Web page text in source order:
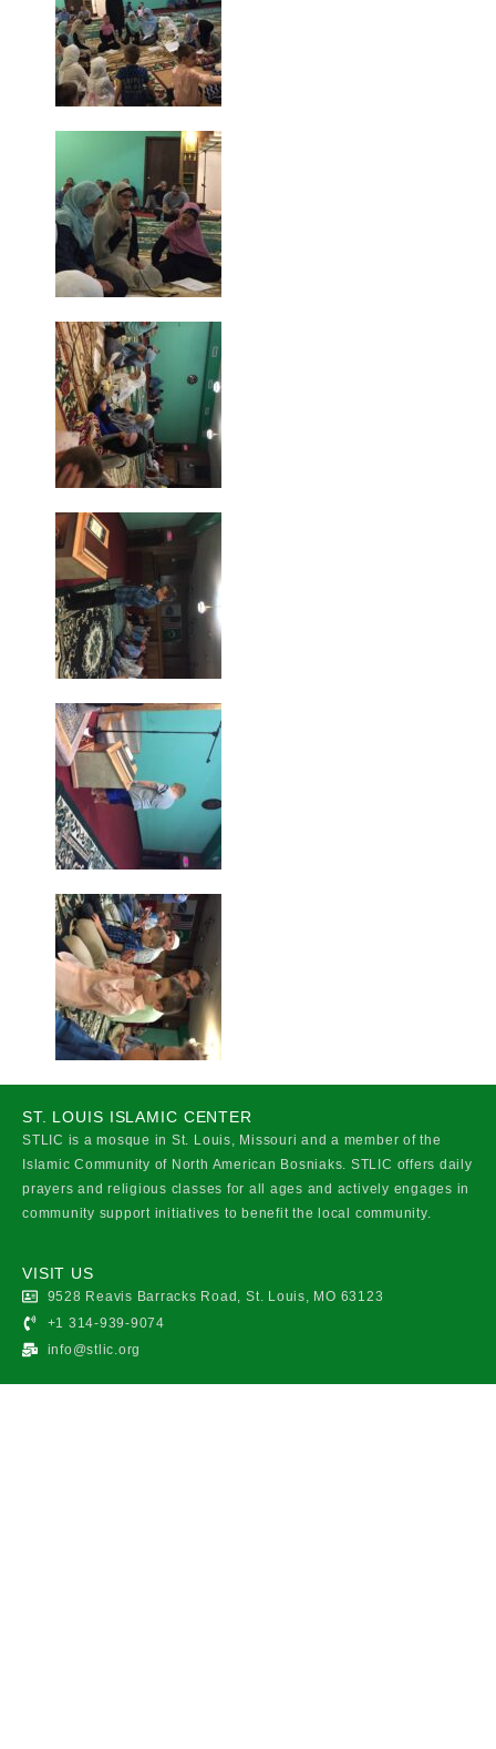
ST. LOUIS ISLAMIC CENTER
STLIC is a mosque in St. Louis, Missouri and a member of the
Islamic Community of North American Bosniaks. STLIC offers daily
prayers and religious classes for all ages and actively engages in
community support initiatives to benefit the local community.
VISIT US
9528 Reavis Barracks Road, St. Louis, MO 63123
+1 314-939-9074
info@stlic.org